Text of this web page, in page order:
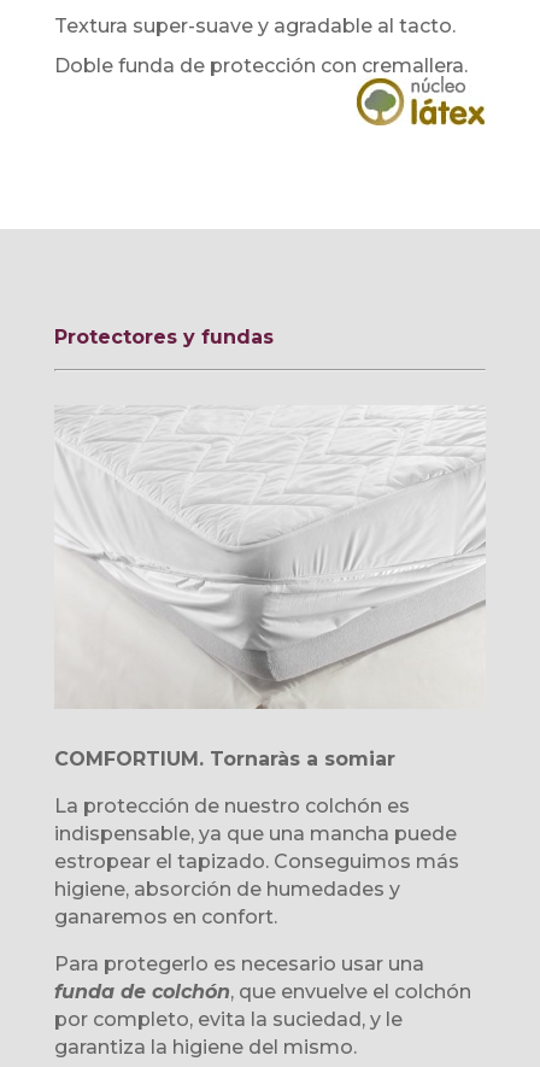
Textura super-suave y agradable al tacto.
Doble funda de protección con cremallera.
Protectores y fundas
COMFORTIUM. Tornaràs a somiar
La protección de nuestro colchón es
indispensable, ya que una mancha puede
estropear el tapizado. Conseguimos más
higiene, absorción de humedades y
ganaremos en confort.
Para protegerlo es necesario usar una
funda de colchón, que envuelve el colchón
por completo, evita la suciedad, y le
garantiza la higiene del mismo.